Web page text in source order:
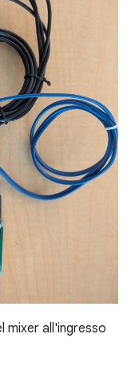
mixer all'ingresso